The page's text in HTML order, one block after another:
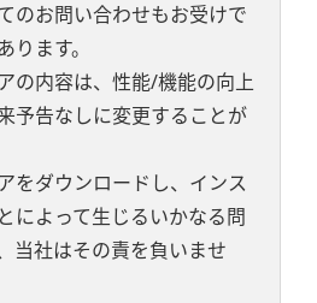
のお問い合わせもお受けで
ります。
の内容は、性能/機能の向上
予告なしに変更することが
をダウンロードし、インス
によって生じるいかなる問
当社はその責を負いませ